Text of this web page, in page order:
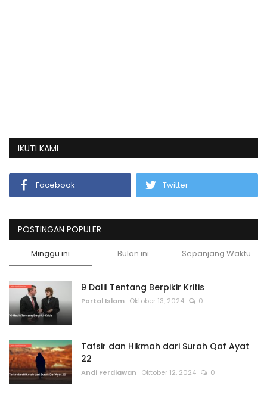
IKUTI KAMI
Facebook Twitter
POSTINGAN POPULER
Minggu ini Bulan ini Sepanjang Waktu
9 Dalil Tentang Berpikir Kritis
Portal Islam Oktober 13, 2024 0
Tafsir dan Hikmah dari Surah Qaf Ayat
22
Andi Ferdiawan Oktober 12, 2024 0